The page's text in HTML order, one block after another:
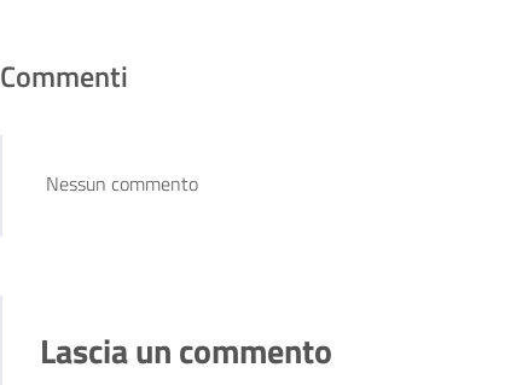
Commenti
Nessun commento
Lascia un commento